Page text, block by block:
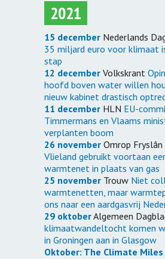
2021
15 december Nederlands
35 miljard euro voor klimaat
stap
12 december Volkskrant
hoofd boven water willen
nieuw kabinet drastisch
11 december HLN EU-
Timmermans en Vlaams
verplanten boom
26 november Omrop Fryslân
Vlieland gebruikt voortaan
warmtenet in plaats van gas
25 november Trouw Niet
warmtenetten, maar
ons naar een aardgasvrij
29 oktoberAlgemeen
klimaatwandeltocht komen
in Groningen aan in Glasgow
Oktober: The Climate